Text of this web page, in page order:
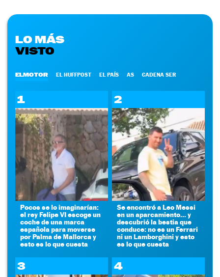
LO MÁS
VISTO
ELMOTOR EL HUFFPOST EL PAÍS AS CADENA SER
1
Pocos se lo imaginarían:
el rey Felipe VI escoge un
coche de una marca
española para moverse
por Palma de Mallorca y
esto es lo que cuesta
2
Se encontró a Leo Messi
en un aparcamiento... y
descubrió la bestia que
conduce: no es un Ferrari
ni un Lamborghini y esto
es lo que cuesta
3 4